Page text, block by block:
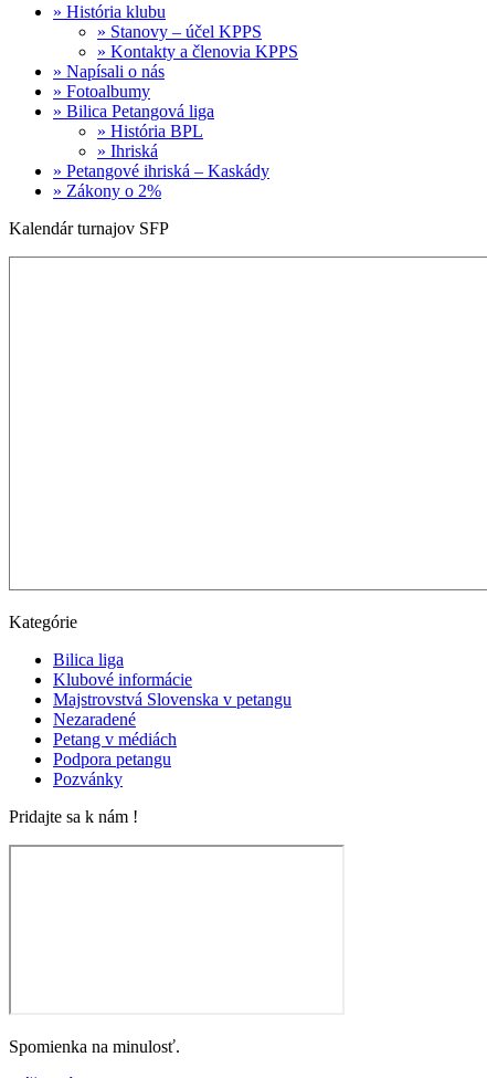
» História klubu
» Stanovy – účel KPPS
» Kontakty a členovia KPPS
» Napísali o nás
» Fotoalbumy
» Bilica Petangová liga
» História BPL
» Ihriská
» Petangové ihriská – Kaskády
» Zákony o 2%
Kalendár turnajov SFP
Kategórie
Bilica liga
Klubové informácie
Majstrovstvá Slovenska v petangu
Nezaradené
Petang v médiách
Podpora petangu
Pozvánky
Pridajte sa k nám !
Spomienka na minulosť.